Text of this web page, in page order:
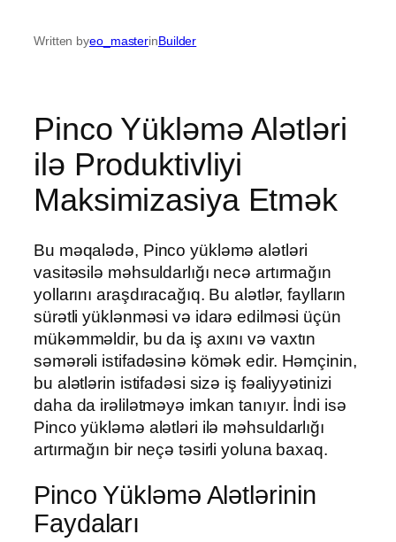
Written byeo_masterinBuilder
Pinco Yükləmə Alətləri
ilə Produktivliyi
Maksimizasiya Etmək
Bu məqalədə, Pinco yükləmə alətləri
vasitəsilə məhsuldarlığı necə artırmağın
yollarını araşdıracağıq. Bu alətlər, faylların
sürətli yüklənməsi və idarə edilməsi üçün
mükəmməldir, bu da iş axını və vaxtın
səmərəli istifadəsinə kömək edir. Həmçinin,
bu alətlərin istifadəsi sizə iş fəaliyyətinizi
daha da irəlilətməyə imkan tanıyır. İndi isə
Pinco yükləmə alətləri ilə məhsuldarlığı
artırmağın bir neçə təsirli yoluna baxaq.
Pinco Yükləmə Alətlərinin
Faydaları